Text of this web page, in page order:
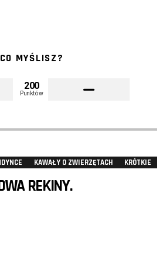
CO MYŚLISZ?
200
Punktów
KAWAŁY O ZWIERZĘTACH KRÓTKIE
REKINY.